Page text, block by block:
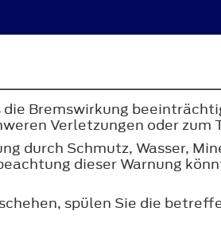
Bremswirkung
Verletzungen oder zum
durch Schmutz, Wasser,
dieser Warnung
spülen Sie die